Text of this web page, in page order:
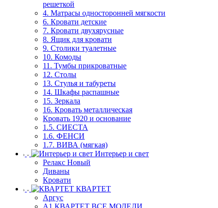
решеткой
4. Матрасы односторонней мягкости
6. Кровати детские
7. Кровати двухярусные
8. Ящик для кровати
9. Столики туалетные
10. Комоды
11. Тумбы прикроватные
12. Столы
13. Стулья и табуреты
14. Шкафы распашные
15. Зеркала
16. Кровать металлическая
Кровать 1920 и основание
1.5. СИЕСТА
1.6. ФЕНСИ
1.7. ВИВА (мягкая)
Интерьер и свет
Релакс Новый
Диваны
Кровати
КВАРТЕТ
Аргус
А1 КВАРТЕТ ВСЕ МОДЕЛИ